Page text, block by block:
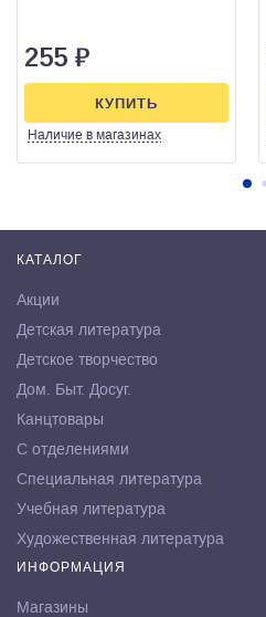
255 ₽
Наличие в магазинах
КУПИТЬ
КАТАЛОГ
Акции
Детская литература
Детское творчество
Дом. Быт. Досуг.
Канцтовары
С отделениями
Специальная литература
Учебная литература
Художественная литература
ИНФОРМАЦИЯ
Магазины